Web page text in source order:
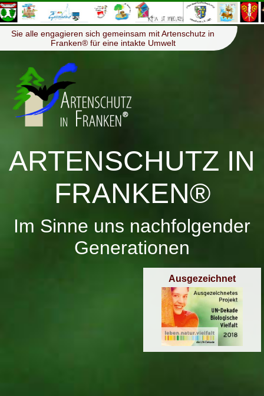
Menü ≡
Sie alle engagieren sich gemeinsam mit Artenschutz in
Franken® für eine intakte Umwelt
ARTENSCHUTZ IN
FRANKEN®
Im Sinne uns nachfolgender
Generationen
Ausgezeichnet